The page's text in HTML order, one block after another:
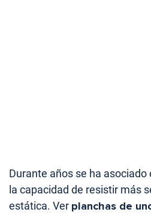
Durante años se ha
la capacidad de resistir más
estática. Ver planchas de